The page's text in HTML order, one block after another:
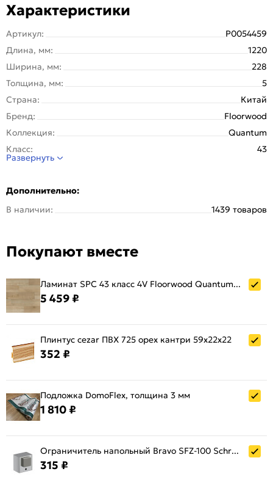
Характеристики
Артикул:
Р0054459
Длина, мм:
1220
Ширина, мм:
228
Толщина, мм:
5
Страна:
Китай
Бренд:
Floorwood
Коллекция:
Quantum
Класс:
43
Декор:
Фаска:
4V
Влагозащищенность:
Максимальная температура, °C:
27
Совместим с системой теплый пол:
Поверхность:
SPC
Рисунок:
Под дерево
Количество шт. в упаковке:
Объём:
0.011
Вес, кг:
18.7
Тип замка:
Развернуть
Дополнительно:
В наличии:
1439 товаров
Покупают вместе
Ламинат SPC 43 класс 4V Floorwood Quantum, толщина 5 мм, 6532 Дуб Франк / Frank Oak
5 459 ₽
Плинтус cezar ПВХ 725 орех кантри 59x22x22
352 ₽
Подложка DomoFlex, толщина 3 мм
1 810 ₽
Ограничитель напольный Bravo SFZ-100 Schrome
315 ₽